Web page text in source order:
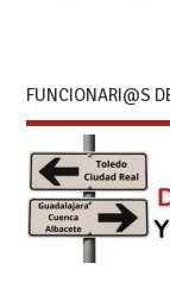
FUNCIONARI@S